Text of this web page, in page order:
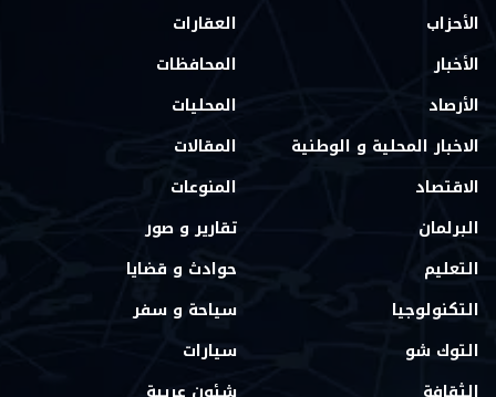
الأحزاب
الأخبار
الأرصاد
الاخبار المحلية و الوطنية
الاقتصاد
البرلمان
التعليم
التكنولوجيا
التوك شو
العقارات
المحافظات
المحليات
المقالات
المنوعات
تقارير و صور
حوادث و قضايا
سياحة و سفر
سيارات